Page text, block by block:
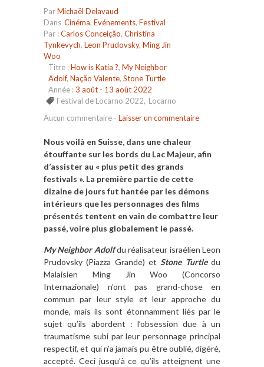
ParMichaël Delavaud
Dans Cinéma, Evénements, Festival
Par :Carlos Conceição, Christina
Tynkevych, Leon Prudovsky, Ming Jin
Woo
Titre :How is Katia ?, My Neighbor
Adolf, Nação Valente, Stone Turtle
Année :3 août - 13 août 2022
Festival de Locarno 2022, Locarno
Aucun commentaire - Laisser un commentaire
Nous voilà en Suisse, dans une chaleur
étouffante sur les bords du Lac Majeur, afin
d’assister au « plus petit des grands
festivals ». La première partie de cette
dizaine de jours fut hantée par les démons
intérieurs que les personnages des films
présentés tentent en vain de combattre leur
passé, voire plus globalement le passé.
My Neighbor Adolfdu réalisateur israélien Leon
Prudovsky (Piazza Grande) etStone Turtledu
Malaisien Ming Jin Woo (Concorso
Internazionale) n’ont pas grand-chose en
commun par leur style et leur approche du
monde, mais ils sont étonnamment liés par le
sujet qu’ils abordent : l’obsession due à un
traumatisme subi par leur personnage principal
respectif, et qui n’a jamais pu être oublié, digéré,
accepté. Ceci jusqu’à ce qu’ils atteignent une